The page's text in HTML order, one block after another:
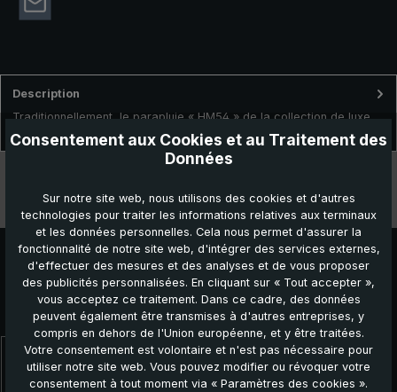
Description
Traditionnellement, le parapluie « HM54 » de la collection de luxe
brillant® est fabriqué délicatement à la main en Allemagn… Plus
Caractéristiques
Ignorer la galerie de produits
Autres produits que vous pourriez aimer :
Consentement aux Cookies et au Traitement des
Données
Sur notre site web, nous utilisons des cookies et d'autres
technologies pour traiter les informations relatives aux terminaux
et les données personnelles. Cela nous permet d'assurer la
fonctionnalité de notre site web, d'intégrer des services externes,
d'effectuer des mesures et des analyses et de vous proposer
des publicités personnalisées. En cliquant sur « Tout accepter »,
vous acceptez ce traitement. Dans ce cadre, des données
peuvent également être transmises à d'autres entreprises, y
compris en dehors de l'Union européenne, et y être traitées.
Votre consentement est volontaire et n'est pas nécessaire pour
utiliser notre site web. Vous pouvez modifier ou révoquer votre
consentement à tout moment via « Paramètres des cookies ».